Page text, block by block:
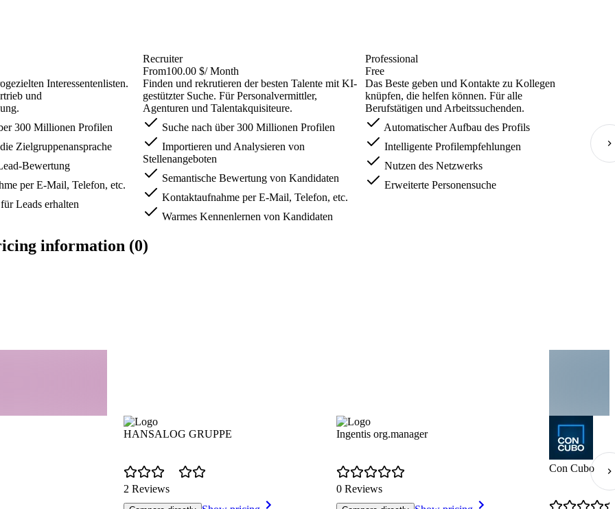
Interessentenlisten.
und
300 Millionen Profilen
Zielgruppenansprache
Bewertung
per E-Mail, Telefon, etc.
Leads erhalten
Recruiter
From100.00 $/ Month
Finden und rekrutieren der besten Talente mit KI-
gestützter Suche. Für Personalvermittler,
Agenturen und Talentakquisiteure.
Suche nach über 300 Millionen Profilen
Importieren und Analysieren von
Stellenangeboten
Semantische Bewertung von Kandidaten
Kontaktaufnahme per E-Mail, Telefon, etc.
Warmes Kennenlernen von Kandidaten
Professional
Free
Das Beste geben und Kontakte zu Kollegen
knüpfen, die helfen können. Für alle
Berufstätigen und Arbeitssuchenden.
Automatischer Aufbau des Profils
Intelligente Profilempfehlungen
Nutzen des Netzwerks
Erweiterte Personensuche
information (0)
HANSALOG GRUPPE
2 Reviews
Ingentis org.manager
0 Reviews
Con Cubo